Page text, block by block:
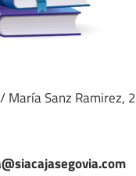
María Sanz Ramirez,